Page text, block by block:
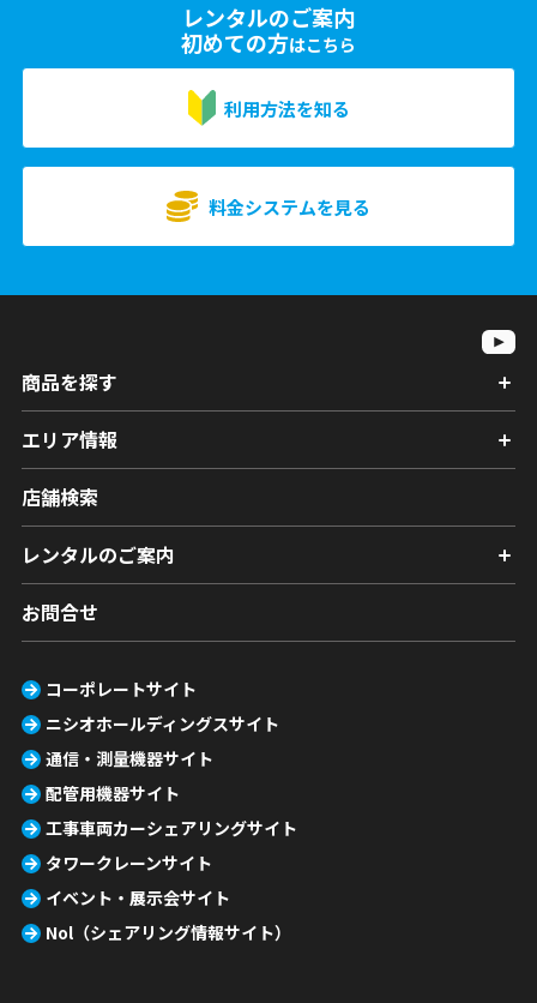
レンタルのご案内
初めての方はこちら
利用方法を知る
料金システムを見る
商品を探す
エリア情報
店舗検索
レンタルのご案内
お問合せ
コーポレートサイト
ニシオホールディングスサイト
通信・測量機器サイト
配管用機器サイト
工事車両カーシェアリングサイト
タワークレーンサイト
イベント・展示会サイト
Nol（シェアリング情報サイト）